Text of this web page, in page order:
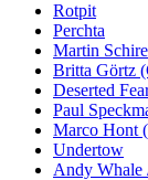
Rotpit
Perchta
Martin
Britta Görtz
Deserted
Paul
Marco Hont
Undertow
Andy Whale